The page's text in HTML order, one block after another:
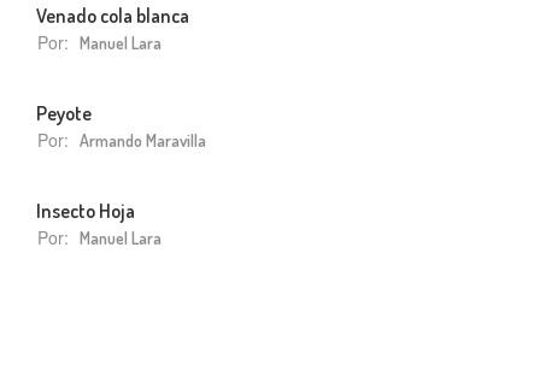
Venado cola blanca
Por: Manuel Lara
Peyote
Por: Armando Maravilla
Insecto Hoja
Por: Manuel Lara